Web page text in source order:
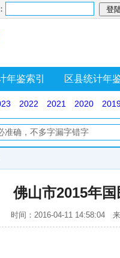
年鉴索引 区县统计年
2022 2021 2020
佛山市2015年
时间：2016-04-11 14:58:04